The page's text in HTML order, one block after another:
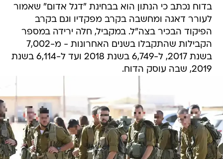
בדוח נכתב כי הנתון הוא בבחינת "דגל אדום" שאמור
לעורר דאגה ומחשבה בקרב מפקדיו וגם בקרב
הפיקוד הבכיר בצה"ל. במקביל, חלה ירידה במספר
הקבילות שהתקבלו בשנים האחרונות - מ-7,002
בשנת 2017, ל-6,749 בשנת 2018 ועד ל-6,114 בשנת
2019, שבה עוסק הדוח.